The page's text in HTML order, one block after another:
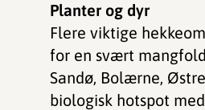
Planter og dyr
Flere viktige
for en svært
Sandø, Bolærne,
biologisk hotspot